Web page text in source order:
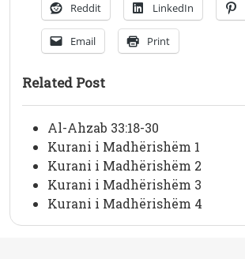
Reddit LinkedIn
Email Print
Related Post
Al-Ahzab 33:18-30
Kurani i Madhërishëm 1
Kurani i Madhërishëm 2
Kurani i Madhërishëm 3
Kurani i Madhërishëm 4